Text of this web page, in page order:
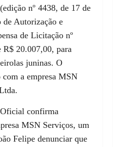
nº 4438, de 17 de
Autorização e
de Licitação nº
20.007,00, para
juninas. O
a empresa MSN
confirma
MSN Serviços, um
Felipe denunciar que